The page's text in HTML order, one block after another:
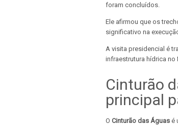
foram concluídos.
Ele afirmou que os
significativo na
A visita presidencial é
infraestrutura hídrica no
Cinturão
principal
O Cinturão das Águas é